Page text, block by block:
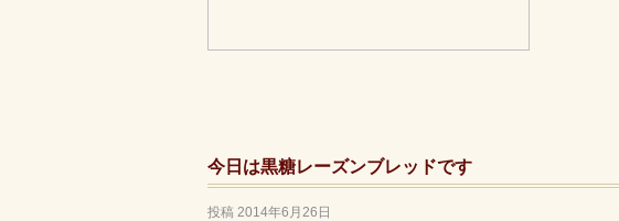
今日は黒糖レーズンブレッドです
投稿 2014年6月26日